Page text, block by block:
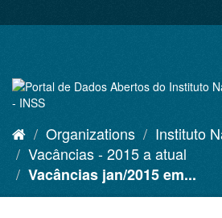
to
Organizations
Instituto
Vacâncias - 2015 a atual
Vacâncias jan/2015 em...